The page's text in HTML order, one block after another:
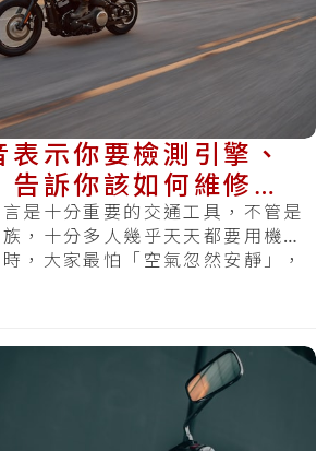
示你要檢測引擎、
告訴你該如何維修，
再出聲~
是十分重要的交通工具，不管是
，十分多人幾乎天天都要用機
，大家最怕「空氣忽然安靜」，